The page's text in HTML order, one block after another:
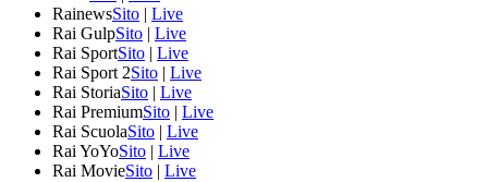
RainewsSito | Live
Rai GulpSito | Live
Rai SportSito | Live
Rai Sport 2Sito | Live
Rai StoriaSito | Live
Rai PremiumSito | Live
Rai ScuolaSito | Live
Rai YoYoSito | Live
Rai MovieSito | Live